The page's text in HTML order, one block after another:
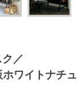
／
ワイトナチュ